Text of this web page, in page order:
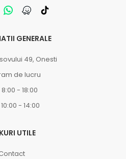
GENERALE
49, Onesti
de lucru
8:00 - 18:00
- 14:00
UTILE